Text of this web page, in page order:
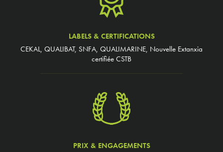
LABELS & CERTIFICATIONS
CEKAL, QUALIBAT, SNFA, QUALIMARINE, Nouvelle Extanxia
certifiée CSTB
PRIX & ENGAGEMENTS